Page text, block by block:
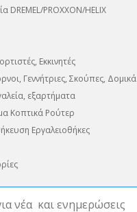
DREMEL/PROXXON/HELIX
Εκκινητές
Γεννήτριες, Σκούπες, Δομικά
εξαρτήματα
Κοπτικά Ρούτερ
Εργαλειοθήκες